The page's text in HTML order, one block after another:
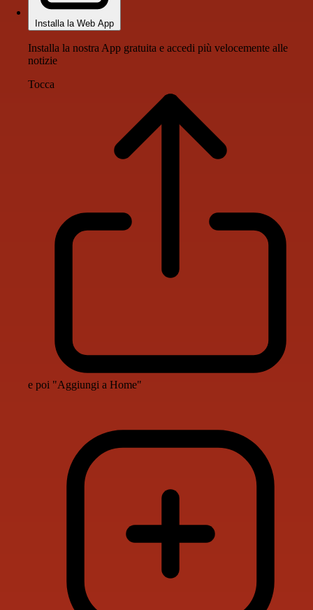
Installa la Web App
Installa la nostra App gratuita e accedi più velocemente alle
notizie
Tocca
e poi "Aggiungi a Home"